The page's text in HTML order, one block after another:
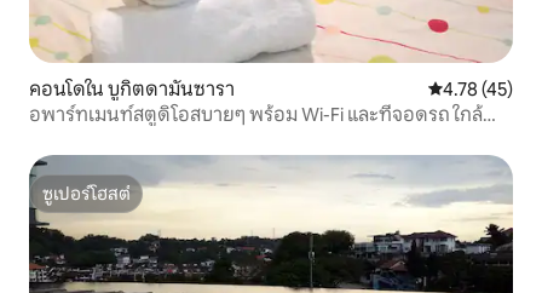
คอนโดใน บูกิตดามันซารา คะแนนเฉลี่ย
4.78 (45)
อพาร์ทเมนท์สตูดิโอสบายๆ พร้อม Wi-Fi และที่จอดรถ ใกล้
ซูเปอร์โฮสต์
ซูเปอร์โฮสต์